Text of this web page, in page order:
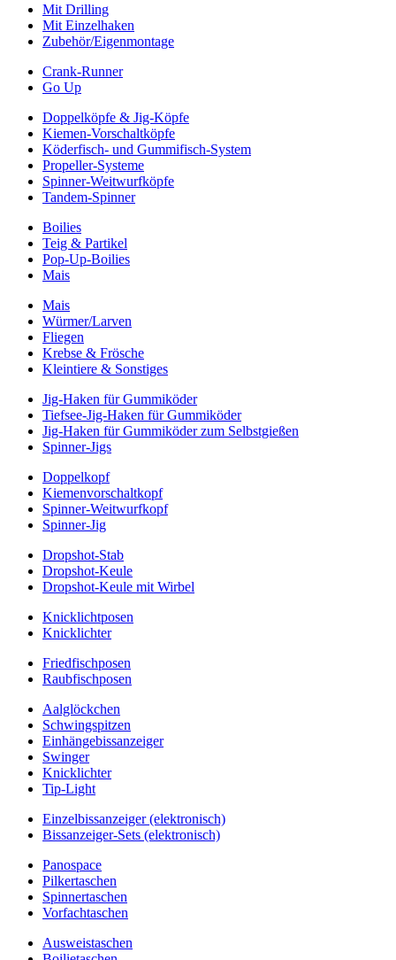
Mit Drilling
Mit Einzelhaken
Zubehör/Eigenmontage
Crank-Runner
Go Up
Doppelköpfe & Jig-Köpfe
Kiemen-Vorschaltköpfe
Köderfisch- und Gummifisch-System
Propeller-Systeme
Spinner-Weitwurfköpfe
Tandem-Spinner
Boilies
Teig & Partikel
Pop-Up-Boilies
Mais
Mais
Würmer/Larven
Fliegen
Krebse & Frösche
Kleintiere & Sonstiges
Jig-Haken für Gummiköder
Tiefsee-Jig-Haken für Gummiköder
Jig-Haken für Gummiköder zum Selbstgießen
Spinner-Jigs
Doppelkopf
Kiemenvorschaltkopf
Spinner-Weitwurfkopf
Spinner-Jig
Dropshot-Stab
Dropshot-Keule
Dropshot-Keule mit Wirbel
Knicklichtposen
Knicklichter
Friedfischposen
Raubfischposen
Aalglöckchen
Schwingspitzen
Einhängebissanzeiger
Swinger
Knicklichter
Tip-Light
Einzelbissanzeiger (elektronisch)
Bissanzeiger-Sets (elektronisch)
Panospace
Pilkertaschen
Spinnertaschen
Vorfachtaschen
Ausweistaschen